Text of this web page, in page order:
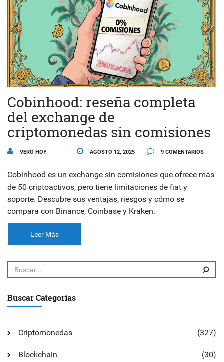
Cobinhood: reseña completa
del exchange de
criptomonedas sin comisiones
VERO HOY AGOSTO 12, 2025 9 COMENTARIOS
Cobinhood es un exchange sin comisiones que ofrece más
de 50 criptoactivos, pero tiene limitaciones de fiat y
soporte. Descubre sus ventajas, riesgos y cómo se
compara con Binance, Coinbase y Kraken.
Leer Más
Buscar Categorías
Criptomonedas (327)
Blockchain (30)